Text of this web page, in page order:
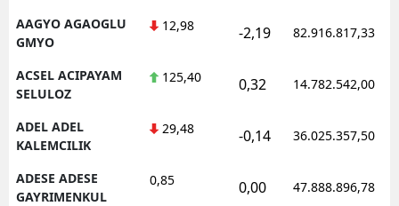
AAGYO AGAOGLU
GMYO
12,98 -2,19 82.916.817,33
ACSEL ACIPAYAM
SELULOZ
125,40 0,32 14.782.542,00
ADEL ADEL
KALEMCILIK
29,48 -0,14 36.025.357,50
ADESE ADESE
GAYRIMENKUL
0,85 0,00 47.888.896,78